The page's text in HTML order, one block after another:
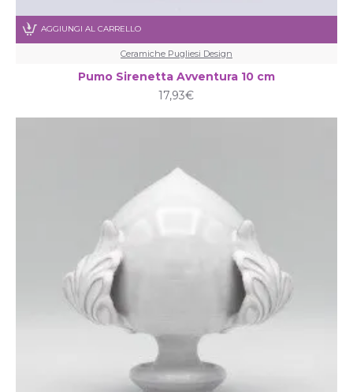
Ceramiche Pugliesi Design
Pumo Sirenetta Avventura 10 cm
17,93€
AGGIUNGI AL CARRELLO